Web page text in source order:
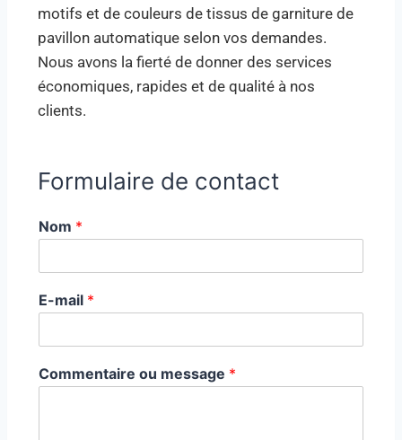
motifs et de couleurs de tissus de garniture de
pavillon automatique selon vos demandes.
Nous avons la fierté de donner des services
économiques, rapides et de qualité à nos
clients.
Formulaire de contact
Nom *
E-mail *
Commentaire ou message *